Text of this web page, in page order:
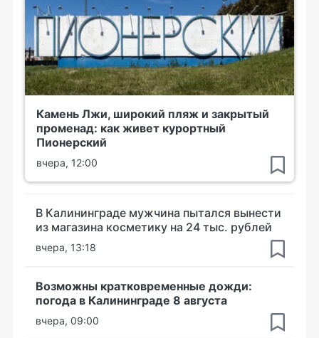
Камень Лжи, широкий пляж и закрытый
променад: как живет курортный
Пионерский
вчера, 12:00
В Калининграде мужчина пытался вынести
из магазина косметику на 24 тыс. рублей
вчера, 13:18
Возможны кратковременные дожди:
погода в Калининграде 8 августа
вчера, 09:00